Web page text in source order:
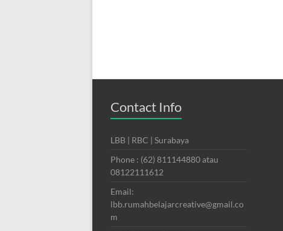
Contact Info
LBB | RBC | Surabaya
Phone : (62) 811144880 atau
08122111612
Email:
lbb.rumahbelajarcreative@gmail.co
m